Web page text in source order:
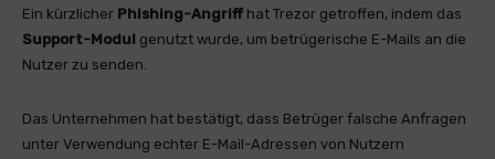
Ein kürzlicher Phishing-Angriff hat Trezor getroffen, indem das
Support-Modul genutzt wurde, um betrügerische E-Mails an die
Nutzer zu senden.
Das Unternehmen hat bestätigt, dass Betrüger falsche Anfragen
unter Verwendung echter E-Mail-Adressen von Nutzern